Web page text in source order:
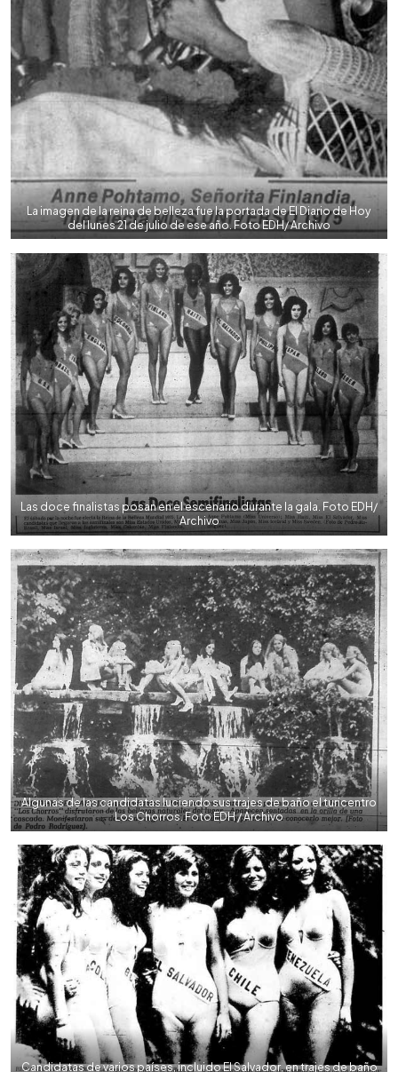
La imagen de la reina de belleza fue la portada de El Diario de Hoy
del lunes 21 de julio de ese año. Foto EDH/ Archivo
Las doce finalistas posan en el escenario durante la gala. Foto EDH/
Archivo
Algunas de las candidatas luciendo sus trajes de baño el turicentro
Los Chorros. Foto EDH / Archivo
Candidatas de varios países, incluido El Salvador, en trajes de baño